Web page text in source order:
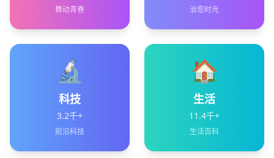
舞动青春 治愈时光
🔬
科技
3.2千+
前沿科技
🏠
生活
11.4千+
生活百科